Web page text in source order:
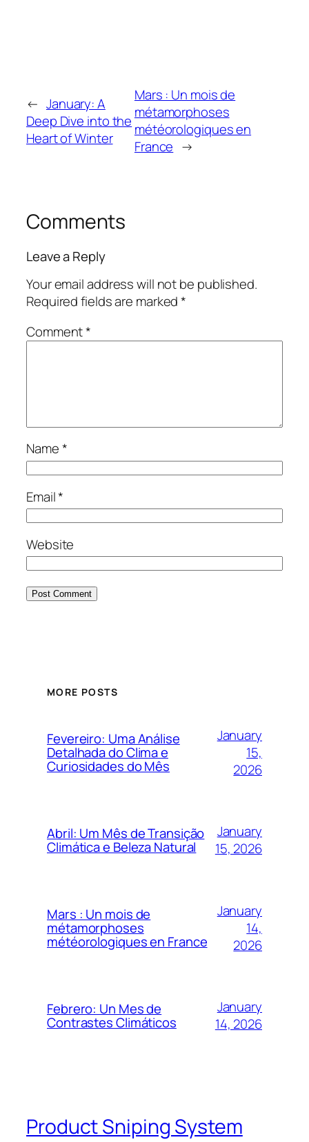
← January: A
Deep Dive into the
Heart of Winter
Mars : Un mois de
métamorphoses
météorologiques en
France →
Comments
Leave a Reply
Your email address will not be published.
Required fields are marked*
Comment*
Name*
Email*
Website
MORE POSTS
Fevereiro: Uma Análise
Detalhada do Clima e
Curiosidades do Mês
January
15,
2026
Abril: Um Mês de Transição
Climática e Beleza Natural
January
15, 2026
Mars : Un mois de
métamorphoses
météorologiques en France
January
14,
2026
Febrero: Un Mes de
Contrastes Climáticos
January
14, 2026
Product Sniping System